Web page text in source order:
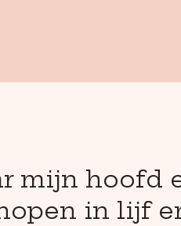
mijn
in lijf